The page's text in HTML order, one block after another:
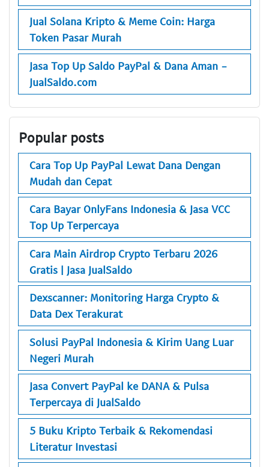
Jual Solana Kripto & Meme Coin: Harga
Token Pasar Murah
Jasa Top Up Saldo PayPal & Dana Aman -
JualSaldo.com
Popular posts
Cara Top Up PayPal Lewat Dana Dengan
Mudah dan Cepat
Cara Bayar OnlyFans Indonesia & Jasa VCC
Top Up Terpercaya
Cara Main Airdrop Crypto Terbaru 2026
Gratis | Jasa JualSaldo
Dexscanner: Monitoring Harga Crypto &
Data Dex Terakurat
Solusi PayPal Indonesia & Kirim Uang Luar
Negeri Murah
Jasa Convert PayPal ke DANA & Pulsa
Terpercaya di JualSaldo
5 Buku Kripto Terbaik & Rekomendasi
Literatur Investasi